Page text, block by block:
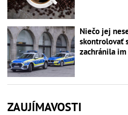
Niečo jej
skontrolovať
zachránila
ZAUJÍMAVOSTI